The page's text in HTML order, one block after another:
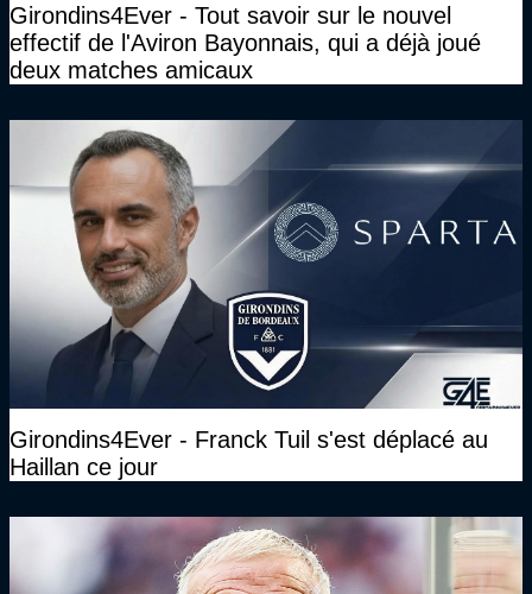
Girondins4Ever - Tout savoir sur le nouvel
effectif de l'Aviron Bayonnais, qui a déjà joué
deux matches amicaux
Girondins4Ever - Franck Tuil s'est déplacé au
Haillan ce jour